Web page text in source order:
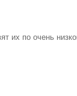
их по очень